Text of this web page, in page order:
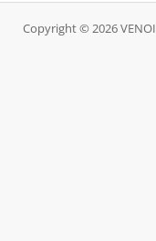
Copyright © 2026